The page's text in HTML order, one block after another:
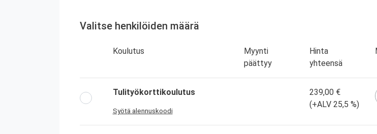
Valitse henkilöiden määrä
Koulutus
Myynti
päättyy
Hinta
yhteensä
Tulityökorttikoulutus
Syötä alennuskoodi
239,00 €
(+ALV 25,5 %)